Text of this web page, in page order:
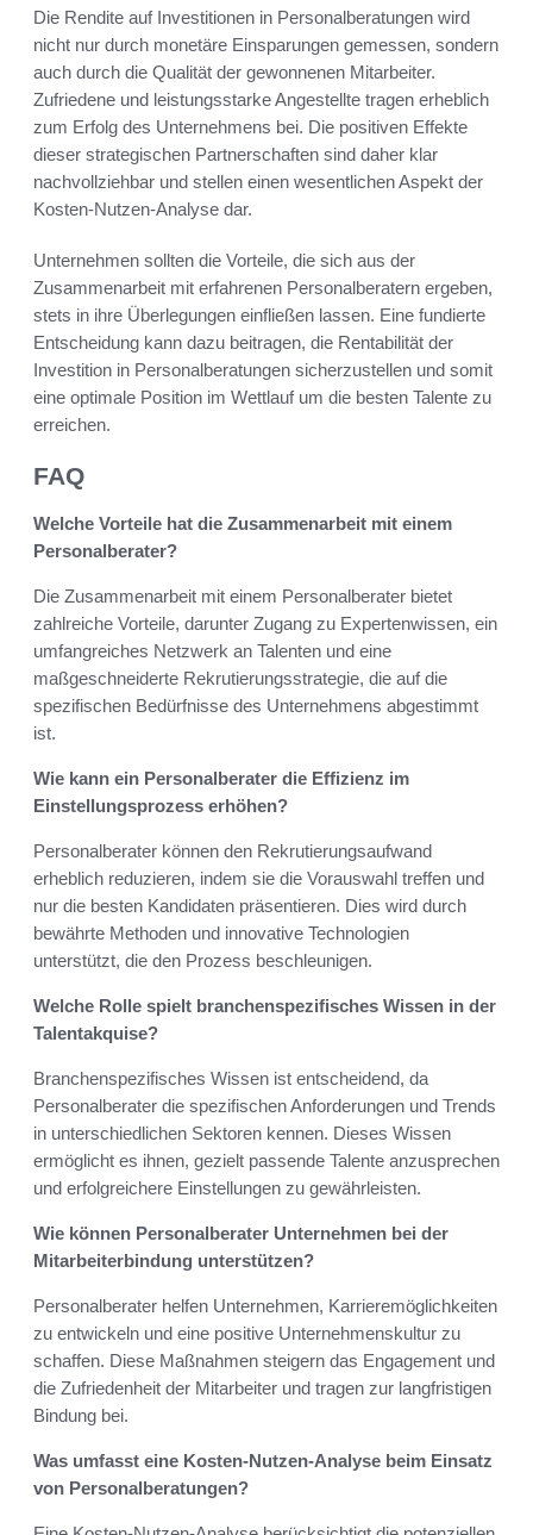
Die Rendite auf Investitionen in Personalberatungen wird
nicht nur durch monetäre Einsparungen gemessen, sondern
auch durch die Qualität der gewonnenen Mitarbeiter.
Zufriedene und leistungsstarke Angestellte tragen erheblich
zum Erfolg des Unternehmens bei. Die positiven Effekte
dieser strategischen Partnerschaften sind daher klar
nachvollziehbar und stellen einen wesentlichen Aspekt der
Kosten-Nutzen-Analyse dar.
Unternehmen sollten die Vorteile, die sich aus der
Zusammenarbeit mit erfahrenen Personalberatern ergeben,
stets in ihre Überlegungen einfließen lassen. Eine fundierte
Entscheidung kann dazu beitragen, die Rentabilität der
Investition in Personalberatungen sicherzustellen und somit
eine optimale Position im Wettlauf um die besten Talente zu
erreichen.
FAQ
Welche Vorteile hat die Zusammenarbeit mit einem
Personalberater?
Die Zusammenarbeit mit einem Personalberater bietet
zahlreiche Vorteile, darunter Zugang zu Expertenwissen, ein
umfangreiches Netzwerk an Talenten und eine
maßgeschneiderte Rekrutierungsstrategie, die auf die
spezifischen Bedürfnisse des Unternehmens abgestimmt
ist.
Wie kann ein Personalberater die Effizienz im
Einstellungsprozess erhöhen?
Personalberater können den Rekrutierungsaufwand
erheblich reduzieren, indem sie die Vorauswahl treffen und
nur die besten Kandidaten präsentieren. Dies wird durch
bewährte Methoden und innovative Technologien
unterstützt, die den Prozess beschleunigen.
Welche Rolle spielt branchenspezifisches Wissen in der
Talentakquise?
Branchenspezifisches Wissen ist entscheidend, da
Personalberater die spezifischen Anforderungen und Trends
in unterschiedlichen Sektoren kennen. Dieses Wissen
ermöglicht es ihnen, gezielt passende Talente anzusprechen
und erfolgreichere Einstellungen zu gewährleisten.
Wie können Personalberater Unternehmen bei der
Mitarbeiterbindung unterstützen?
Personalberater helfen Unternehmen, Karrieremöglichkeiten
zu entwickeln und eine positive Unternehmenskultur zu
schaffen. Diese Maßnahmen steigern das Engagement und
die Zufriedenheit der Mitarbeiter und tragen zur langfristigen
Bindung bei.
Was umfasst eine Kosten-Nutzen-Analyse beim Einsatz
von Personalberatungen?